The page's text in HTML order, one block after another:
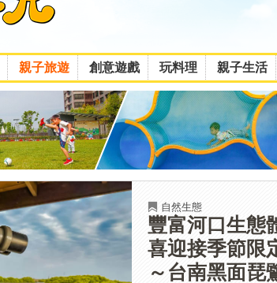
親子旅遊 創意遊戲 玩料理 親子生活
自然生態
豐富河口生態
喜迎接季節限
～台南黑面琵